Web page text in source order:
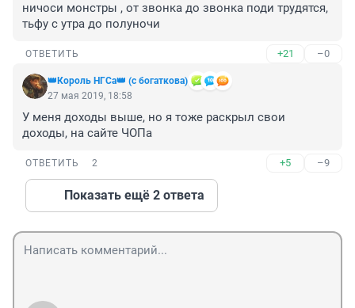
ничоси монстры , от звонка до звонка поди трудятся,
тьфу с утра до полуночи
ОТВЕТИТЬ +21 –0
👑Король НГСа👑 (с богаткова)
27 мая 2019, 18:58
У меня доходы выше, но я тоже раскрыл свои
доходы, на сайте ЧОПа
ОТВЕТИТЬ 2 +5 –9
Показать ещё 2 ответа